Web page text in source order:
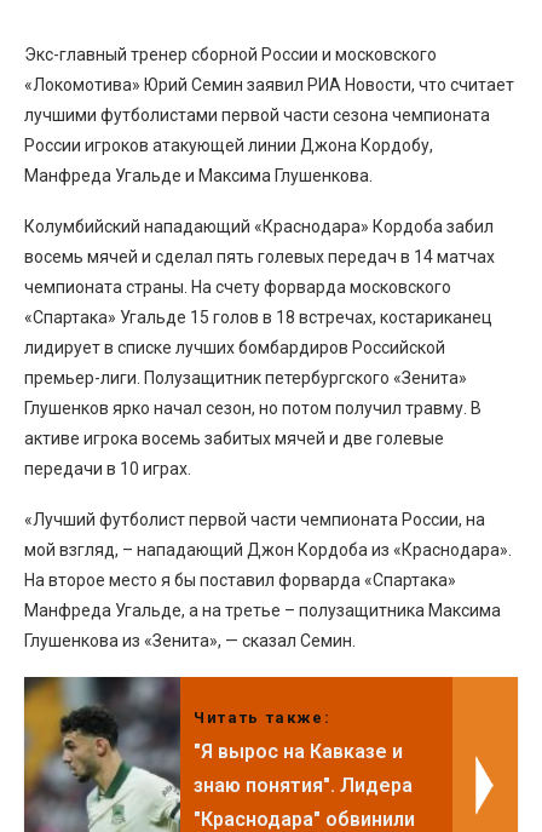
Экс-главный тренер сборной России и московского
«Локомотива» Юрий Семин заявил РИА Новости, что считает
лучшими футболистами первой части сезона чемпионата
России игроков атакующей линии Джона Кордобу,
Манфреда Угальде и Максима Глушенкова.
Колумбийский нападающий «Краснодара» Кордоба забил
восемь мячей и сделал пять голевых передач в 14 матчах
чемпионата страны. На счету форварда московского
«Спартака» Угальде 15 голов в 18 встречах, костариканец
лидирует в списке лучших бомбардиров Российской
премьер-лиги. Полузащитник петербургского «Зенита»
Глушенков ярко начал сезон, но потом получил травму. В
активе игрока восемь забитых мячей и две голевые
передачи в 10 играх.
«Лучший футболист первой части чемпионата России, на
мой взгляд, – нападающий Джон Кордоба из «Краснодара».
На второе место я бы поставил форварда «Спартака»
Манфреда Угальде, а на третье – полузащитника Максима
Глушенкова из «Зенита», — сказал Семин.
Читать также:
"Я вырос на Кавказе и
знаю понятия". Лидера
"Краснодара" обвинили